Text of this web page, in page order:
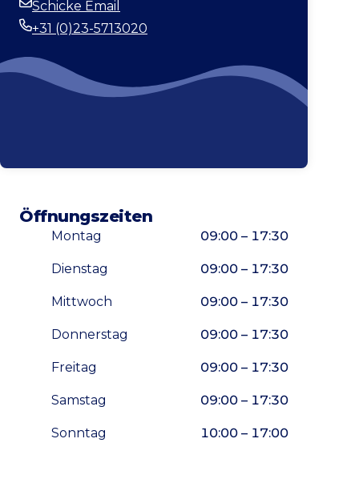
E-Mail-Adresse
Schicke Email
Telefonnummer
+31 (0)23-5713020
Öffnungszeiten
Montag 09:00 – 17:30
Dienstag 09:00 – 17:30
Mittwoch 09:00 – 17:30
Donnerstag 09:00 – 17:30
Freitag 09:00 – 17:30
Samstag 09:00 – 17:30
Sonntag 10:00 – 17:00